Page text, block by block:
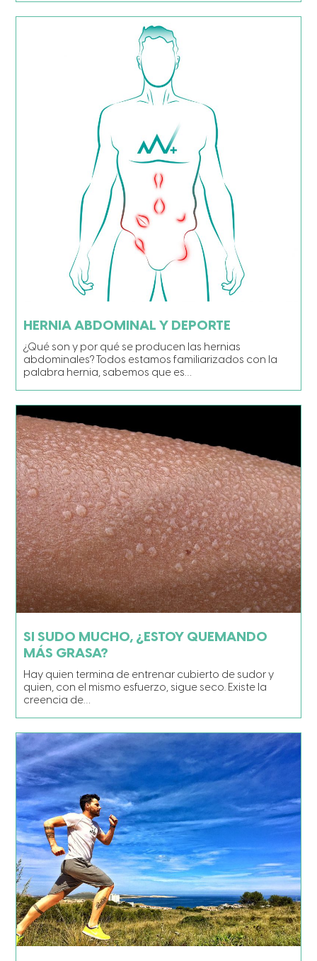
HERNIA ABDOMINAL Y DEPORTE
¿Qué son y por qué se producen las hernias
abdominales? Todos estamos familiarizados con la
palabra hernia, sabemos que es…
SI SUDO MUCHO, ¿ESTOY QUEMANDO
MÁS GRASA?
Hay quien termina de entrenar cubierto de sudor y
quien, con el mismo esfuerzo, sigue seco. Existe la
creencia de…